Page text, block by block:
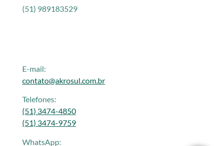
(51) 989183529
E-mail:
contato@akrosul.com.br
Telefones:
(51) 3474-4850
(51) 3474-9759
WhatsApp: